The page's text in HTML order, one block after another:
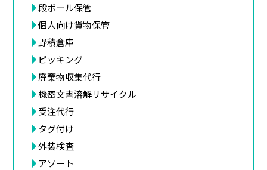
段ボール保管
個人向け貨物保管
野積倉庫
ピッキング
廃棄物収集代行
機密文書溶解リサイクル
受注代行
タグ付け
外装検査
アソート